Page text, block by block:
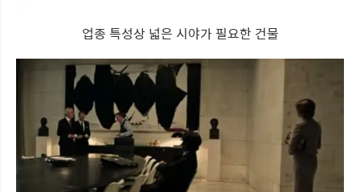
업종 특성상 넓은 시야가 필요한 건물